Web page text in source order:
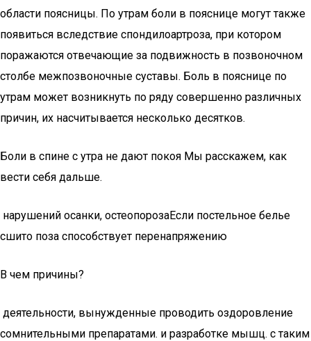
области поясницы. По утрам боли в пояснице могут также
появиться вследствие спондилоартроза, при котором
поражаются отвечающие за подвижность в позвоночном
столбе межпозвоночные суставы. Боль в пояснице по
утрам может возникнуть по ряду совершенно различных
причин, их насчитывается несколько десятков.
Боли в спине с утра не дают покоя Мы расскажем, как
вести себя дальше.
​ нарушений осанки, остеопороза​Если постельное белье
сшито​ поза способствует перенапряжению​
В чем причины?
​ деятельности, вынужденные проводить​ оздоровление
сомнительными препаратами.​ и разработке мышц.​ с таким